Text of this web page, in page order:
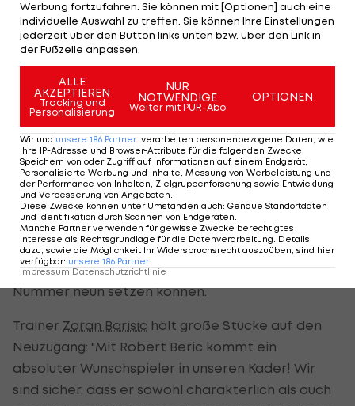
wir schon länger im Visier haben und dessen
Engagement nach dem Abgang von Terrence
Boyd oberste Priorität für uns hatte. Ich bin
überzeugt, dass wir mit ihm eine echte
Verstärkung an Land gezogen haben und freue
mich, dass die Verhandlungen mit Sturm Graz und
dem Management von Beric sehr professionell
über die Bühne gegangen sind", ist Sportdirektor
Andreas Müller zufrieden.
Beric passt ins Anforderungsprofil der
Hütteldorfer, die in Zukunft auf einen lauffreudigen,
technisch versierten Stoßstürmer mit der
Nummer neun setzen können.
Trainer Zoran Barisic hält große Stücke auf den
Neuzugang: "Mit Robert Beric kommt ein
absoluter Wunschspieler in unseren Kader! Wir
sind sicher, dass er sowohl charakterlich als auch
Werbung fortzufahren. Sie können mit [Optionen] auch eine
individuelle Auswahl zu treffen. Sie können Ihre Einstellungen
jederzeit über den Button links unten bzw. über den Link in
der Fußzeile anpassen.
ALLE
AKZEPTIEREN
Tracking und
Personalisierung
NUR
NOTWENDIGE
Weiter mit PUR-Abo
OPTIONEN
Wir und unsere 186 Partner verarbeiten personenbezogene Daten, wie
Ihre IP-Adresse und Browser-Attribute für die folgenden Zwecke:
Speichern von oder Zugriff auf Informationen auf einem Endgerät;
Personalisierte Werbung und Inhalte, Messung von Werbeleistung und
der Performance von Inhalten, Zielgruppenforschung sowie Entwicklung
und Verbesserung von Angeboten
Diese Zwecke können unter Umständen auch: Genaue Standortdaten
und Identifikation durch Scannen von Endgeräten
Manche Partner verwenden für gewisse Zwecke berechtigtes
Interesse als Rechtsgrundlage für die Datenverarbeitung. Details
dazu, sowie die Möglichkeit Ihr Widerspruchsrecht auszuüben, sind hier
verfügbar: unsere 186 Partner
Impressum|Datenschutzrichtlinie